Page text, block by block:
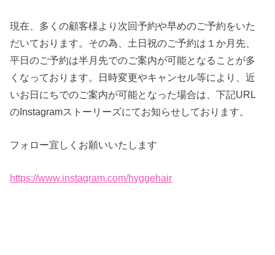
現在、多くの顧客様より次回予約や早めのご予約をいた
だいております。その為、土日祝のご予約は１か月先、
平日のご予約は半月先でのご案内が可能となることが多
くなっております。日時変更やキャンセル等により、近
いお日にちでのご案内が可能となった場合は、下記URL
のInstagramストーリーズにてお知らせしております。
フォロー宜しくお願いいたします
https://www.instagram.com/hyggehair